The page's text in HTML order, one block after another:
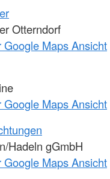
Otterndorf
Google Maps Ansicht
Google Maps Ansicht
Hadeln gGmbH
Google Maps Ansicht